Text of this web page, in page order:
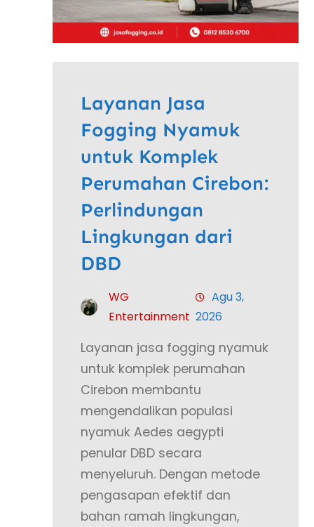
Layanan Jasa
Fogging Nyamuk
untuk Komplek
Perumahan Cirebon:
Perlindungan
Lingkungan dari
DBD
WG
Entertainment
Agu 3,
2026
Layanan jasa fogging nyamuk
untuk komplek perumahan
Cirebon membantu
mengendalikan populasi
nyamuk Aedes aegypti
penular DBD secara
menyeluruh. Dengan metode
pengasapan efektif dan
bahan ramah lingkungan,